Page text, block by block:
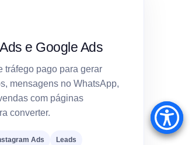
e Google Ads
tráfego pago para gerar
mensagens no WhatsApp,
com páginas
converter.
Ads Leads